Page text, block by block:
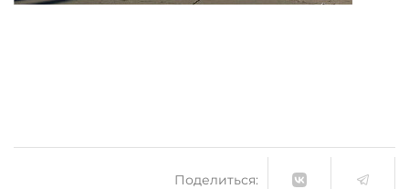
Поделиться: